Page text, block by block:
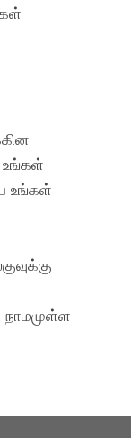
உங்கள்
உங்கள்